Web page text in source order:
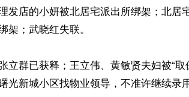
发店的小妍被北居宅派出所绑架；北居
架；武晓红失联。
立群已获释；王立伟、黄敏贤夫妇被“
光新城小区找物业领导，不准许继续录